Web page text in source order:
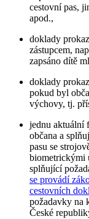
cestovní pas,
apod.,
doklady
zástupcem,
zapsáno dítě
doklady
pokud byl
výchovy, tj.
jednu aktuální
občana a
pasu se
biometrickými
splňující
se provádí
cestovních
požadavky na
České